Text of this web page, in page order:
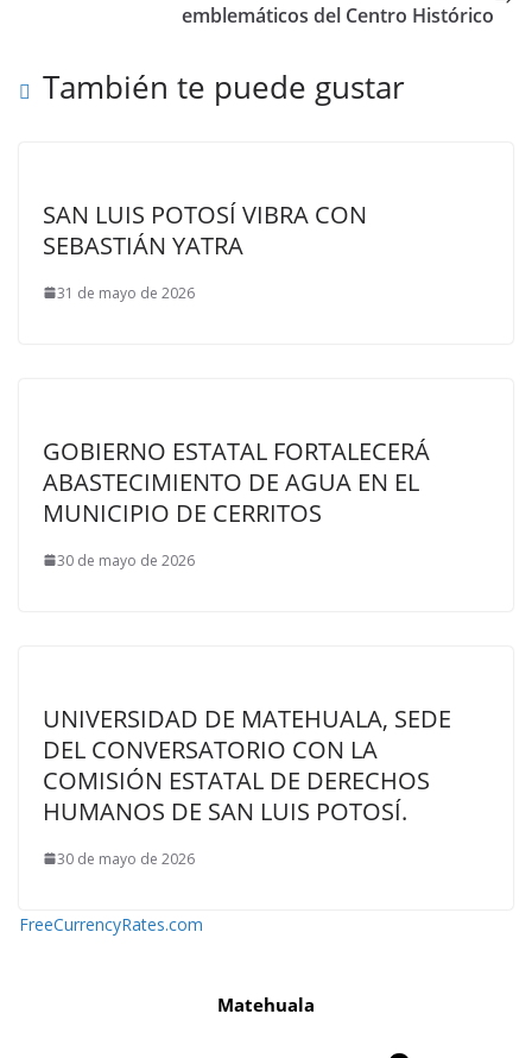
emblemáticos del Centro Histórico
También te puede gustar
SAN LUIS POTOSÍ VIBRA CON
SEBASTIÁN YATRA
31 de mayo de 2026
GOBIERNO ESTATAL FORTALECERÁ
ABASTECIMIENTO DE AGUA EN EL
MUNICIPIO DE CERRITOS
30 de mayo de 2026
UNIVERSIDAD DE MATEHUALA, SEDE
DEL CONVERSATORIO CON LA
COMISIÓN ESTATAL DE DERECHOS
HUMANOS DE SAN LUIS POTOSÍ.
30 de mayo de 2026
FreeCurrencyRates.com
Matehuala